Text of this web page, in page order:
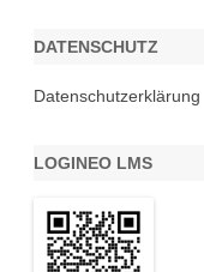
DATENSCHUTZ
Datenschutzerklärung
LOGINEO LMS